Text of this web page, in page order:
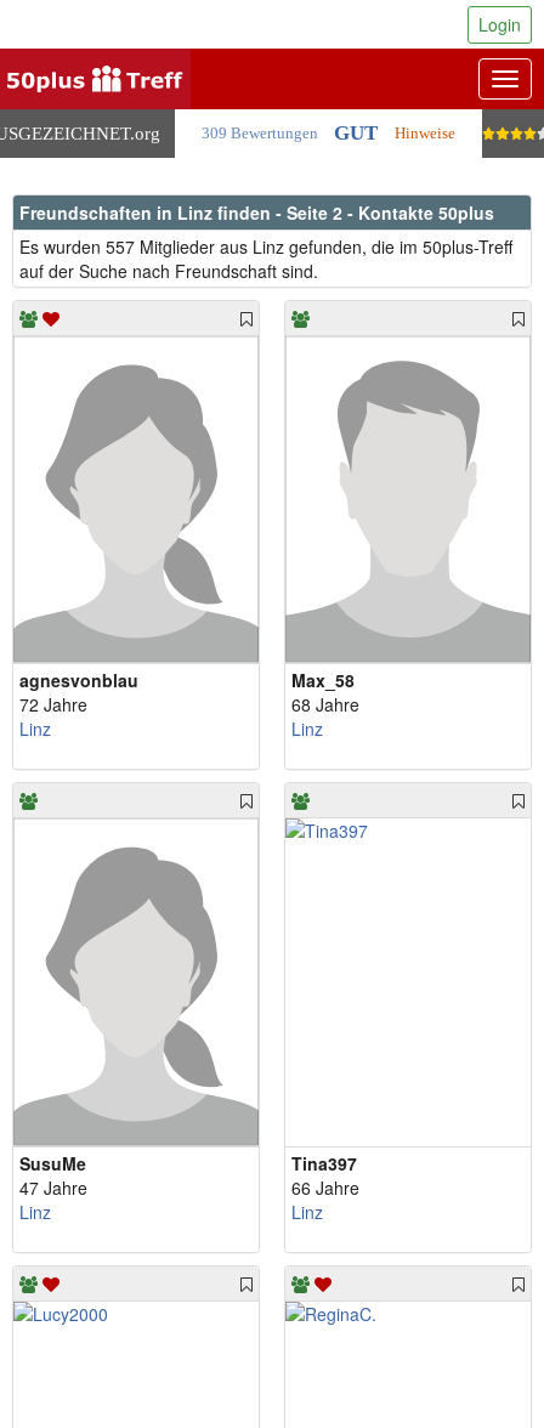
.org 309 Bewertungen GUT Hinweise
Login
Freundschaften in Linz finden - Seite 2 - Kontakte 50plus
Es wurden 557 Mitglieder aus Linz gefunden, die im 50plus-Treff
auf der Suche nach Freundschaft sind.
agnesvonblau
72 Jahre
Linz
Max_58
68 Jahre
Linz
SusuMe
47 Jahre
Linz
Tina397
66 Jahre
Linz